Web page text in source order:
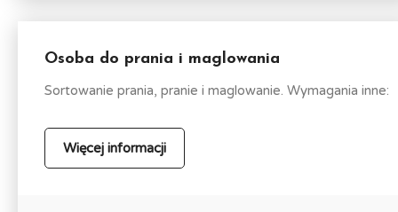
Osoba do prania i maglowania
Sortowanie prania, pranie i maglowanie. Wymagania inne:
Więcej informacji